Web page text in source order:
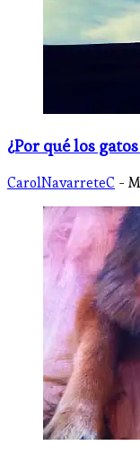
¿Por qué los
CarolNavarreteC -